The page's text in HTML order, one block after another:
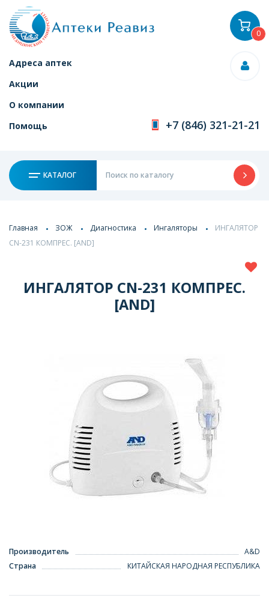
Адреса аптек
Акции
О компании
Помощь
+7 (846) 321-21-21
КАТАЛОГ
0
Главная ЗОЖ Диагностика Ингаляторы
ИНГАЛЯТОР
CN-231 КОМПРЕС. [AND]
ИНГАЛЯТОР CN-231 КОМПРЕС.
[AND]
Производитель
A&D
Страна
КИТАЙСКАЯ НАРОДНАЯ РЕСПУБЛИКА